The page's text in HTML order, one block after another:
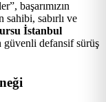
başarımızın
sahibi, sabırlı ve
İstanbul
defansif sürüş